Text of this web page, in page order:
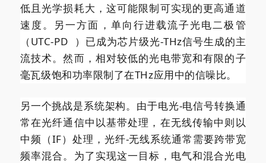
低且光学损耗大，这可能限制可实现的更高通道
速度。另一方面，单向行进载流子光电二极管
（UTC-PD
）已成为芯片级光-THz信号生成的主
流技术。然而，相对较低的光电带宽和有限的子
毫瓦级饱和功率限制了在THz应用中的信噪比。
另一个挑战是系统架构。由于电光-电信号转换通
常在光纤通信中以基带处理，在无线传输中则以
中频（IF）处理，光纤-无线系统通常需要跨带宽
频率混合。为了实现这一目标，电气和混合光电